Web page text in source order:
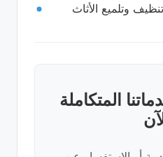
وتلميع الأثاث
المتكاملة